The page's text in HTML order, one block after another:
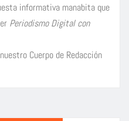
informativa manabita que
Periodismo Digital con
Cuerpo de Redacción